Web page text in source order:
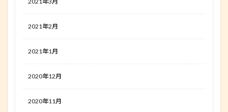
2021年2月
2021年1月
2020年12月
2020年11月